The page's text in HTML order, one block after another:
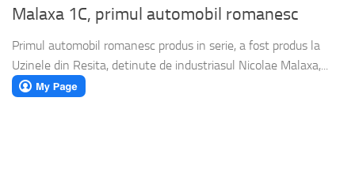
Malaxa 1C, primul automobil romanesc
Primul automobil romanesc produs in serie, a fost produs la
Uzinele din Resita, detinute de industriasul Nicolae Malaxa,...